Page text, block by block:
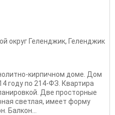
округ Геленджик, Геленджик
кирпичном доме. Дом
году по 214-ФЗ. Квартира
Две просторные
светлая, имеет форму
Балкон...